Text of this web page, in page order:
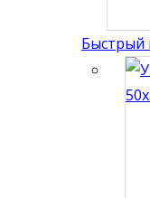
Быстрый